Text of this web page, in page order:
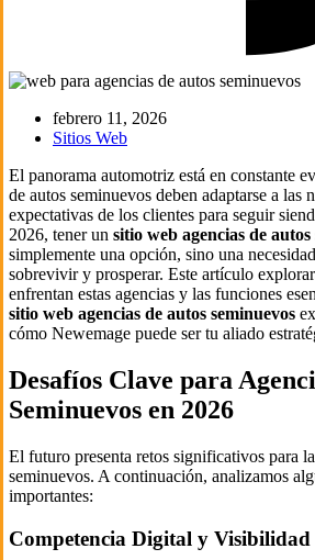
febrero 11, 2026
Sitios Web
El panorama automotriz está en constante
de autos seminuevos deben adaptarse a las
expectativas de los clientes para seguir
2026, tener un sitio web agencias de autos
simplemente una opción, sino una
sobrevivir y prosperar. Este artículo
enfrentan estas agencias y las funciones
sitio web agencias de autos seminuevos
cómo Newemage puede ser tu aliado
Desafíos Clave para
Seminuevos en 2026
El futuro presenta retos significativos para
seminuevos. A continuación, analizamos
importantes:
Competencia Digital y